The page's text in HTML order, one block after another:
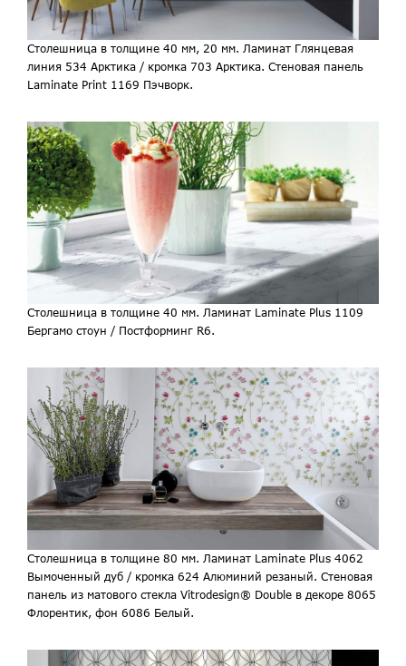
Столешница в толщине 40 мм, 20 мм. Ламинат Глянцевая
линия 534 Арктика / кромка 703 Арктика. Стеновая панель
Laminate Print 1169 Пэчворк.
Столешница в толщине 40 мм. Ламинат Laminate Plus 1109
Бергамо стоун / Постформинг R6.
Столешница в толщине 80 мм. Ламинат Laminate Plus 4062
Вымоченный дуб / кромка 624 Алюминий резаный. Стеновая
панель из матового стекла Vitrodesign® Double в декоре 8065
Флорентик, фон 6086 Белый.